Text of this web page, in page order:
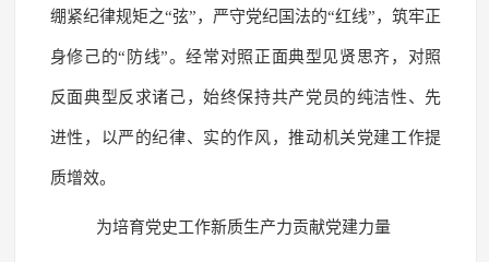
绷紧纪律规矩之“弦”，严守党纪国法的“红线”，筑牢正
身修己的“防线”。经常对照正面典型见贤思齐，对照
反面典型反求诸己，始终保持共产党员的纯洁性、先
进性，以严的纪律、实的作风，推动机关党建工作提
质增效。
为培育党史工作新质生产力贡献党建力量